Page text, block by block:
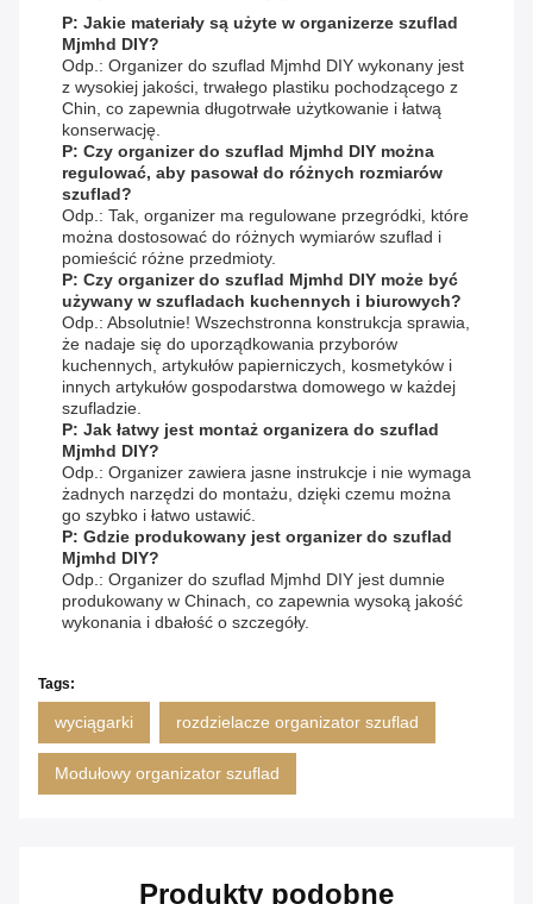
P: Jakie materiały są użyte w organizerze szuflad
Mjmhd DIY?
Odp.: Organizer do szuflad Mjmhd DIY wykonany jest
z wysokiej jakości, trwałego plastiku pochodzącego z
Chin, co zapewnia długotrwałe użytkowanie i łatwą
konserwację.
P: Czy organizer do szuflad Mjmhd DIY można
regulować, aby pasował do różnych rozmiarów
szuflad?
Odp.: Tak, organizer ma regulowane przegródki, które
można dostosować do różnych wymiarów szuflad i
pomieścić różne przedmioty.
P: Czy organizer do szuflad Mjmhd DIY może być
używany w szufladach kuchennych i biurowych?
Odp.: Absolutnie! Wszechstronna konstrukcja sprawia,
że ​​nadaje się do uporządkowania przyborów
kuchennych, artykułów papierniczych, kosmetyków i
innych artykułów gospodarstwa domowego w każdej
szufladzie.
P: Jak łatwy jest montaż organizera do szuflad
Mjmhd DIY?
Odp.: Organizer zawiera jasne instrukcje i nie wymaga
żadnych narzędzi do montażu, dzięki czemu można
go szybko i łatwo ustawić.
P: Gdzie produkowany jest organizer do szuflad
Mjmhd DIY?
Odp.: Organizer do szuflad Mjmhd DIY jest dumnie
produkowany w Chinach, co zapewnia wysoką jakość
wykonania i dbałość o szczegóły.
Tags:
wyciągarki rozdzielacze organizator szuflad
Modułowy organizator szuflad
Produkty podobne